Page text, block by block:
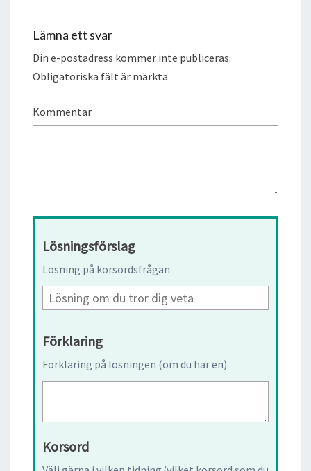
Lämna ett svar
Din e-postadress kommer inte publiceras.
Obligatoriska fält är märkta
Kommentar
Lösningsförslag
Lösning på korsordsfrågan
Förklaring
Förklaring på lösningen (om du har en)
Korsord